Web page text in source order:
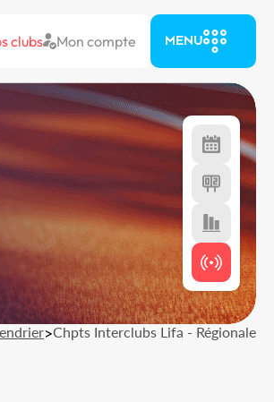
clubs Mon compte MENU
>Chpts Interclubs Lifa - Régionale